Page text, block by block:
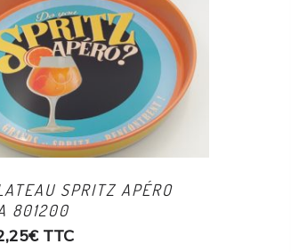
SPRITZ APÉRO
801200
€ TTC